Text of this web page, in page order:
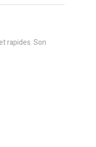
rapides. Son